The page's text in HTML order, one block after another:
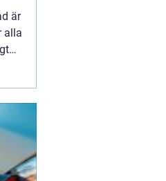
är
alla